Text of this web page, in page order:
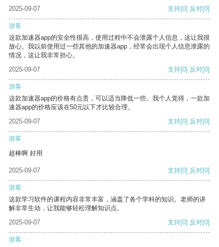
2025-09-07
支持[0] 反对[0]
游客
这款加速器app的安全性很高，使用过程中不会泄露个人信息，这让我很
放心。我以前使用过一些其他的加速器app，经常会出现个人信息泄露的
情况，这让我非常担心。
2025-09-07
支持[0] 反对[0]
游客
这款加速器app的价格有点贵，可以适当降低一些。我个人觉得，一款加
速器app的价格应该在50元以下才比较合理。
2025-09-07
支持[0] 反对[0]
游客
超棒啊 好用
2025-09-07 支持[0] 反对[0]
游客
这款学习软件的课程内容非常丰富，涵盖了各个学科的知识。老师的讲
解非常生动，让我能够轻松理解知识点。
2025-09-07
支持[0] 反对[0]
游客